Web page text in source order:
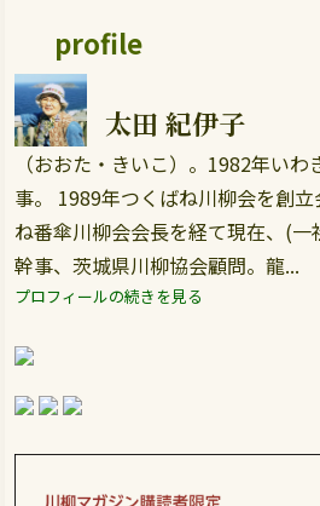
profile
太田 紀伊子
（おおた・きいこ）。1982年い
事。 1989年つくばね川柳会を創
ね番傘川柳会会長を経て現在、(
幹事、茨城県川柳協会顧問。龍...
プロフィールの続きを見る